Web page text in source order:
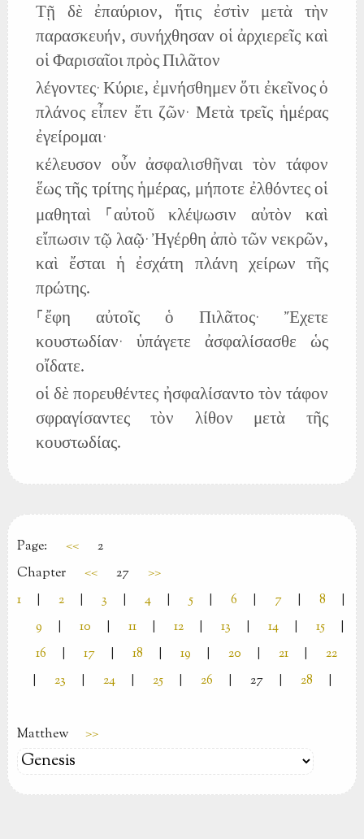
Τῇ δὲ ἐπαύριον, ἥτις ἐστὶν μετὰ τὴν
παρασκευήν, συνήχθησαν οἱ ἀρχιερεῖς καὶ
οἱ Φαρισαῖοι πρὸς Πιλᾶτον
λέγοντες· Κύριε, ἐμνήσθημεν ὅτι ἐκεῖνος ὁ
πλάνος εἶπεν ἔτι ζῶν· Μετὰ τρεῖς ἡμέρας
ἐγείρομαι·
κέλευσον οὖν ἀσφαλισθῆναι τὸν τάφον
ἕως τῆς τρίτης ἡμέρας, μήποτε ἐλθόντες οἱ
μαθηταὶ ⸀αὐτοῦ κλέψωσιν αὐτὸν καὶ
εἴπωσιν τῷ λαῷ· Ἠγέρθη ἀπὸ τῶν νεκρῶν,
καὶ ἔσται ἡ ἐσχάτη πλάνη χείρων τῆς
πρώτης.
⸀ἔφη αὐτοῖς ὁ Πιλᾶτος· Ἔχετε
κουστωδίαν· ὑπάγετε ἀσφαλίσασθε ὡς
οἴδατε.
οἱ δὲ πορευθέντες ἠσφαλίσαντο τὸν τάφον
σφραγίσαντες τὸν λίθον μετὰ τῆς
κουστωδίας.
Page: <<
2
Chapter
<< 27
>>
1
2 3 4 5 6 7 8
9
10 11 12 13 14 15
16
17 18 19 20 21
22
23 24 25 26 27 28
Matthew >>